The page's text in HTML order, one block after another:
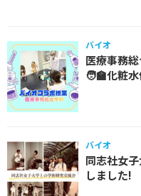
バイオ
医療事務
🧑‍🏫化粧水
バイオ
同志社女
しました!